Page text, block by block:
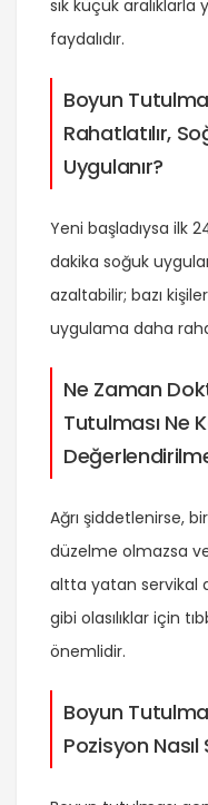
sık küçük
faydalıdır.
Boyun
Rahatlatılır,
Uygulanır?
Yeni başladıysa ilk
dakika soğuk
azaltabilir; bazı
uygulama daha
Ne Zaman
Tutulması Ne
Ağrı şiddetlenirse,
düzelme olmazsa
altta yatan servikal
gibi olasılıklar için
önemlidir.
Boyun
Pozisyon Nasıl